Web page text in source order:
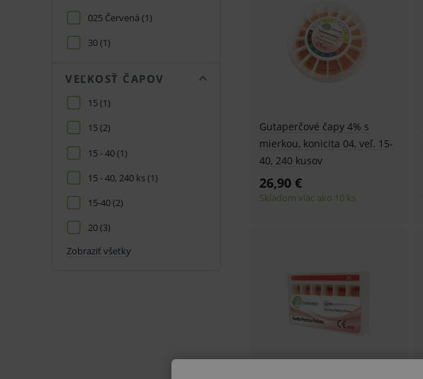
025 Červená (1)
30(1)
VEĽKOSŤ ČAPOV
15(1)
15(2)
15 - 40(1)
15 - 40, 240 ks(1)
15-40(2)
20(3)
Zobraziť všetky
Gutaperčové čapy 4% s
mierkou, konicita 04, veľ. 15-
40, 240 kusov
26,90 €
Skladom viac ako 10 ks